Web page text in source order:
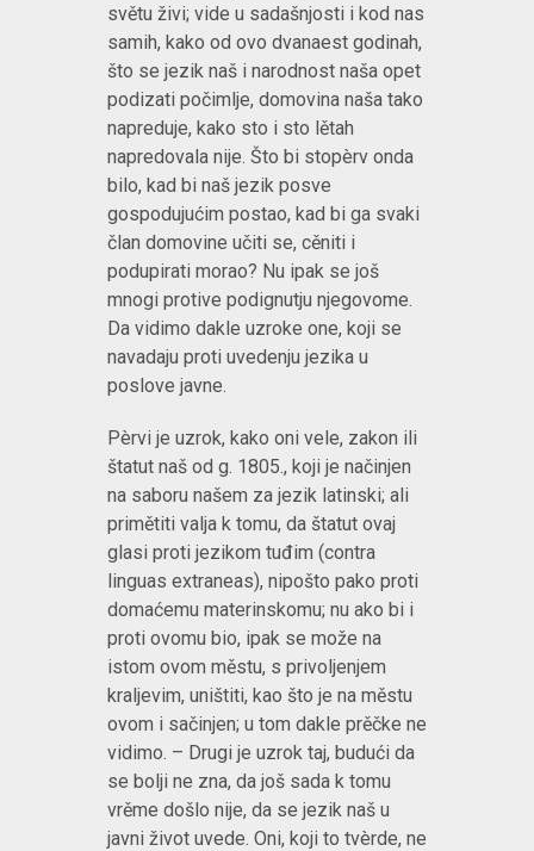
světu živi; vide u sadašnjosti i kod nas
samih, kako od ovo dvanaest godinah,
što se jezik naš i narodnost naša opet
podizati počimlje, domovina naša tako
napreduje, kako sto i sto lětah
napredovala nije. Što bi stopèrv onda
bilo, kad bi naš jezik posve
gospodujućim postao, kad bi ga svaki
član domovine učiti se, cěniti i
podupirati morao? Nu ipak se još
mnogi protive podignutju njegovome.
Da vidimo dakle uzroke one, koji se
navadaju proti uvedenju jezika u
poslove javne.
Pèrvi je uzrok, kako oni vele, zakon ili
štatut naš od g. 1805., koji je načinjen
na saboru našem za jezik latinski; ali
primětiti valja k tomu, da štatut ovaj
glasi proti jezikom tuđim (contra
linguas extraneas), nipošto pako proti
domaćemu materinskomu; nu ako bi i
proti ovomu bio, ipak se može na
istom ovom městu, s privoljenjem
kraljevim, uništiti, kao što je na městu
ovom i sačinjen; u tom dakle prěčke ne
vidimo. – Drugi je uzrok taj, budući da
se bolji ne zna, da još sada k tomu
vrěme došlo nije, da se jezik naš u
javni život uvede. Oni, koji to tvèrde, ne